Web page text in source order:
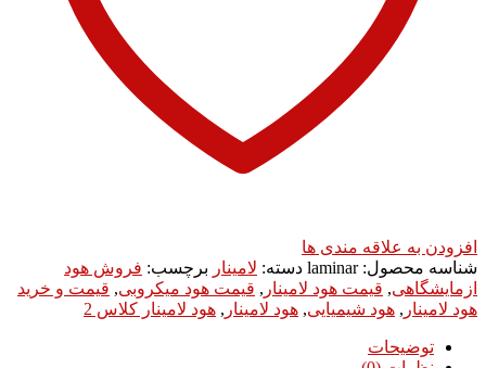
افزودن به علاقه مندی ها
شناسه محصول:laminar دسته: لامینار برچسب: فروش هود
ازمایشگاهی, قیمت هود لامینار , قیمت هود میکروبی, قیمت و خرید
هود لامینار , هود شیمیایی, هود لامینار , هود لامینار کلاس 2
توضیحات